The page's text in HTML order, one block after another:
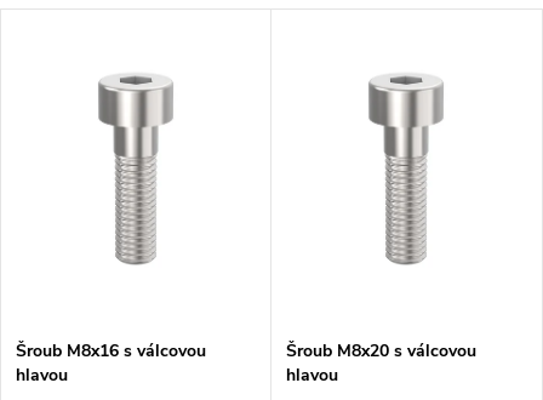
Šroub M8x16 s válcovou
hlavou
Šroub M8x20 s válcovou
hlavou